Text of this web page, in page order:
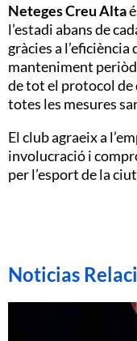
Neteges Creu Alta
l’estadi abans de
gràcies a l’eficiència
manteniment
de tot el protocol de
totes les mesures
El club agraeix a
involucració i
per l’esport de la
Noticias